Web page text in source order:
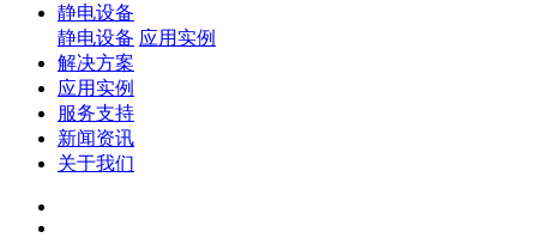
静电设备
静电设备 应用实例
解决方案
应用实例
服务支持
新闻资讯
关于我们